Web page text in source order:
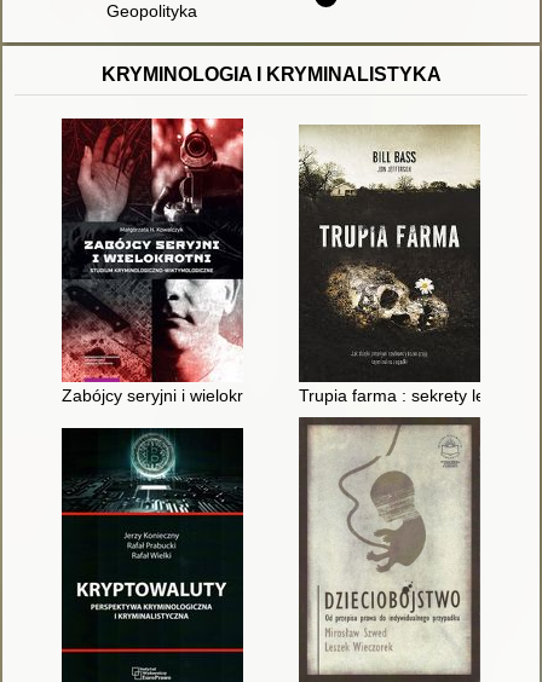
Geopolityka
KRYMINOLOGIA I KRYMINALISTYKA
Zabójcy seryjni i wielokrotni : studium kryminologiczno-
Trupia farma : sekrety